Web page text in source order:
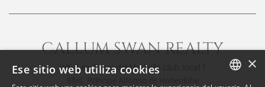
CALLUM SWAN REALTY
Urb. Las Torres del Marbella Club, local 1
×
Ese sitio web utiliza cookies